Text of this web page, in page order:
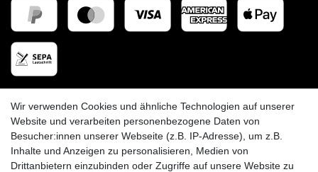
CPBlack Versandpartner
Wir verwenden Cookies und ähnliche Technologien auf unserer
Website und verarbeiten personenbezogene Daten von
Besucher:innen unserer Webseite (z.B. IP-Adresse), um z.B.
Inhalte und Anzeigen zu personalisieren, Medien von
Drittanbietern einzubinden oder Zugriffe auf unsere Website zu